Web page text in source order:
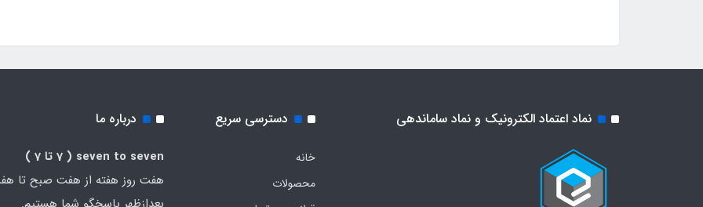
نماد اعتماد الکترونیک و نماد ساماندهی دسترسی سریع
خانه
محصولات
درباره ما
seven to seven ( 7 تا 7 )
هفت روز هفته از هفت صبح تا